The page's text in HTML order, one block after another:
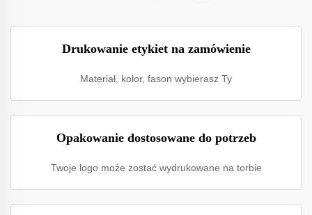
Drukowanie etykiet na zamówienie
Materiał, kolor, fason wybierasz Ty
Opakowanie dostosowane do potrzeb
Twoje logo może zostać wydrukowane na torbie